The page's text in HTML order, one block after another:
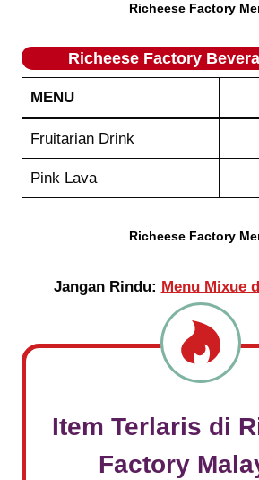
Richeese Factory
Richeese Factory
MENU
Fruitarian Drink
Pink Lava
Richeese Factory
Jangan Rindu: Menu Mixue
Item Terlaris di
Factory